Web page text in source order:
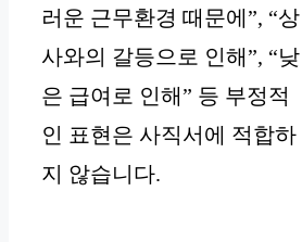
러운 근무환경 때문에”, “상
사와의 갈등으로 인해”, “낮
은 급여로 인해” 등 부정적
인 표현은 사직서에 적합하
지 않습니다.